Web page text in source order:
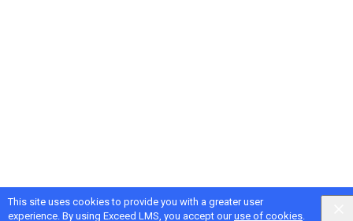
This site uses cookies to provide you with a greater user
experience. By using Exceed LMS, you accept ouruse of cookies.